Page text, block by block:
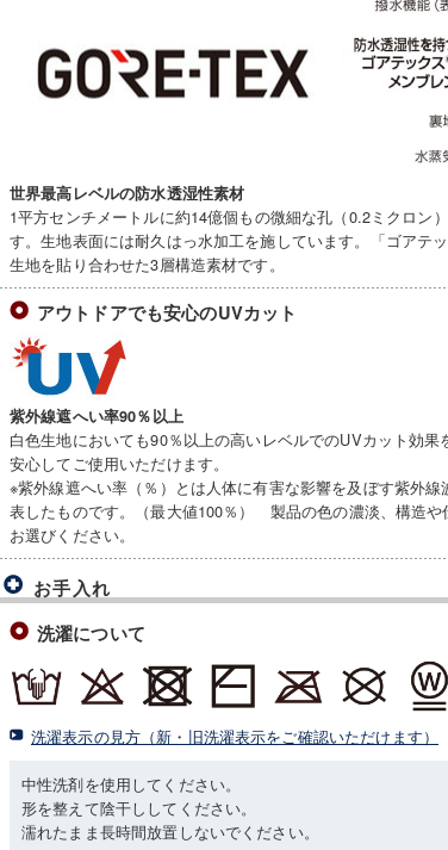
世界最高レベルの防水透湿性素材
1平方センチメートルに約14億個もの微細な孔（0.2ミクロン
す。生地表面には耐久はっ水加工を施しています。「ゴアテ
生地を貼り合わせた3層構造素材です。
アウトドアでも安心のUVカット
紫外線遮へい率90％以上
白色生地においても90％以上の高いレベルでのUVカット効
安心してご使用いただけます。
※紫外線遮へい率（％）とは人体に有害な影響を及ぼす紫外
表したものです。（最大値100％） 製品の色の濃淡、構造
お選びください。
お手入れ
洗濯について
洗濯表示の見方（新・旧洗濯表示をご確認いただけます）
中性洗剤を使用してください。
形を整えて陰干ししてください。
濡れたまま長時間放置しないでください。